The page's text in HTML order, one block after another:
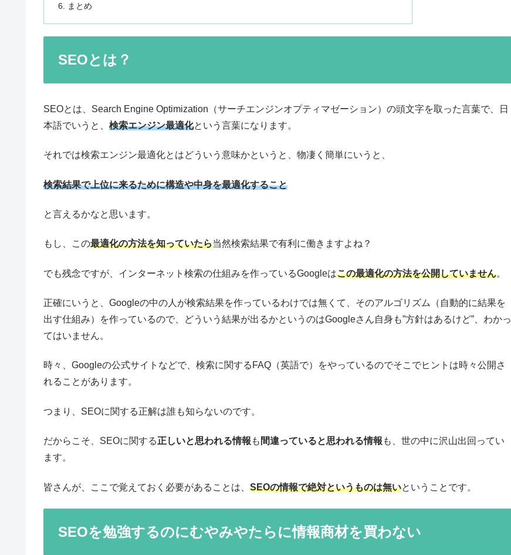
まとめ
SEOとは？
SEOとは、Search Engine Optimization（サーチエンジンオプティマゼーション）の頭文字を取った言葉で、日
本語でいうと、 検索エンジン最適化という言葉になります。
それでは検索エンジン最適化とはどういう意味かというと、物凄く簡単にいうと、
検索結果で上位に来るために構造や中身を最適化すること
と言えるかなと思います。
もし、この最適化の方法を知っていたら当然検索結果で有利に働きますよね？
でも残念ですが、インターネット検索の仕組みを作っているGoogleはこの最適化の方法を公開していません。
正確にいうと、Googleの中の人が検索結果を作っているわけでは無くて、そのアルゴリズム（自動的に結果を
出す仕組み）を作っているので、どういう結果が出るかというのはGoogleさん自身も”方針はあるけど”、わかっ
てはいません。
時々、Googleの公式サイトなどで、検索に関するFAQ（英語で）をやっているのでそこでヒントは時々公開さ
れることがあります。
つまり、SEOに関する正解は誰も知らないのです。
だからこそ、SEOに関する正しいと思われる情報 も 間違っていると思われる情報 も、世の中に沢山出回ってい
ます。
皆さんが、ここで覚えておく必要があることは、 SEOの情報で絶対というものは無いということです。
SEOを勉強するのにむやみやたらに情報商材を買わない